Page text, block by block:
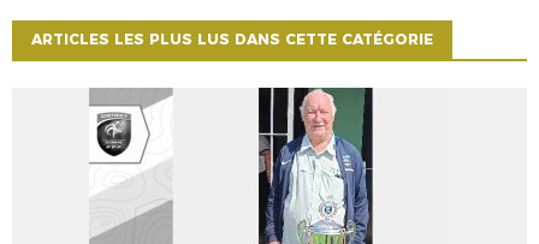
ARTICLES LES PLUS LUS DANS CETTE CATÉGORIE